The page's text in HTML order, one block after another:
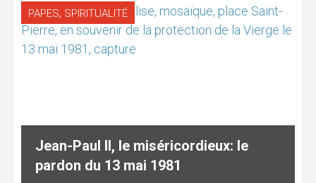
PAPES, SPIRITUALITÉ
Jean-Paul II, le miséricordieux: le
pardon du 13 mai 1981